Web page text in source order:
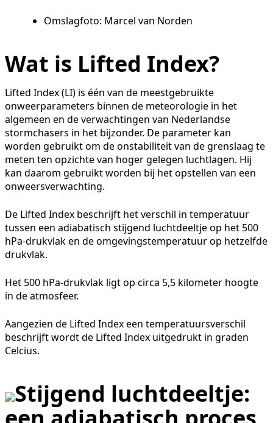
Omslagfoto: Marcel van Norden
Wat is Lifted Index?
Lifted Index (LI) is één van de meestgebruikte
onweerparameters binnen de meteorologie in het
algemeen en de verwachtingen van Nederlandse
stormchasers in het bijzonder. De parameter kan
worden gebruikt om de onstabiliteit van de grenslaag te
meten ten opzichte van hoger gelegen luchtlagen. Hij
kan daarom gebruikt worden bij het opstellen van een
onweersverwachting.
De Lifted Index beschrijft het verschil in temperatuur
tussen een adiabatisch stijgend luchtdeeltje op het 500
hPa-drukvlak en de omgevingstemperatuur op hetzelfde
drukvlak.
Het 500 hPa-drukvlak ligt op circa 5,5 kilometer hoogte
in de atmosfeer.
Aangezien de Lifted Index een temperatuursverschil
beschrijft wordt de Lifted Index uitgedrukt in graden
Celcius.
Stijgend luchtdeeltje: